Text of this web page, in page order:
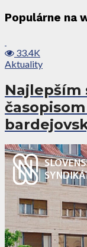
Populárne na
33.4K
Aktuality
Najlepším